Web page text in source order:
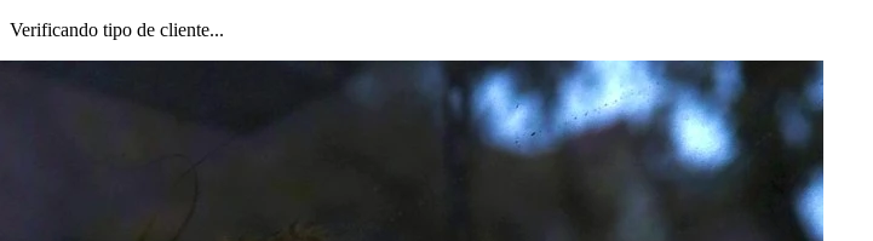
Verificando tipo de cliente...